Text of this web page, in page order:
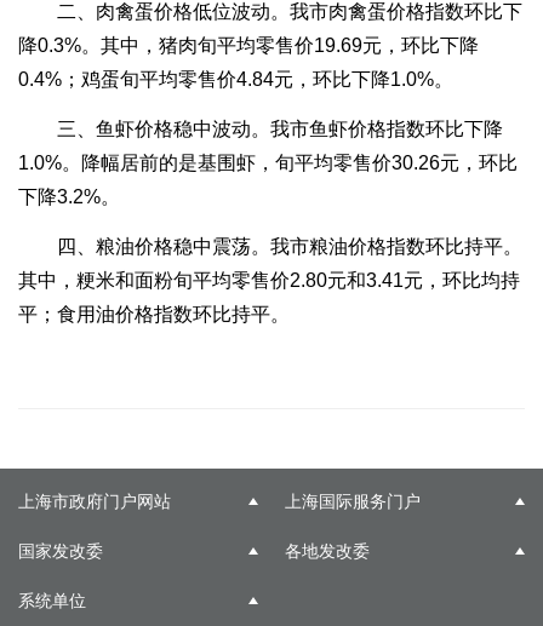
二、肉禽蛋价格低位波动。我市肉禽蛋价格指数环比下
降0.3%。其中，猪肉旬平均零售价19.69元，环比下降
0.4%；鸡蛋旬平均零售价4.84元，环比下降1.0%。
三、鱼虾价格稳中波动。我市鱼虾价格指数环比下降
1.0%。降幅居前的是基围虾，旬平均零售价30.26元，环比
下降3.2%。
四、粮油价格稳中震荡。我市粮油价格指数环比持平。
其中，粳米和面粉旬平均零售价2.80元和3.41元，环比均持
平；食用油价格指数环比持平。
上海市政府门户网站 上海国际服务门户
国家发改委 各地发改委
系统单位